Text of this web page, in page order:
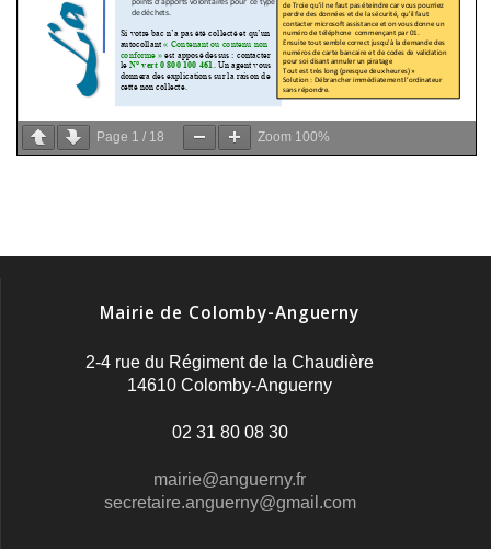
Page 1 / 18 Zoom 100%
Mairie de Colomby-Anguerny
2-4 rue du Régiment de la Chaudière
14610 Colomby-Anguerny
02 31 80 08 30
mairie@anguerny.fr
secretaire.anguerny@gmail.com